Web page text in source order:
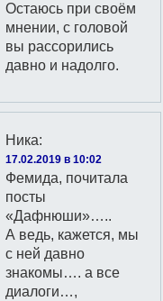
Остаюсь при своём
мнении, с головой
вы рассорились
давно и надолго.
Ника:
17.02.2019 в 10:02
Фемида, почитала
посты
«Дафнюши»…..
А ведь, кажется, мы
с ней давно
знакомы…. а все
диалоги…,